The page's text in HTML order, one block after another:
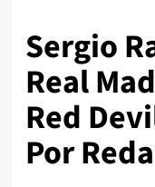
Sergio
Real
Red
Por